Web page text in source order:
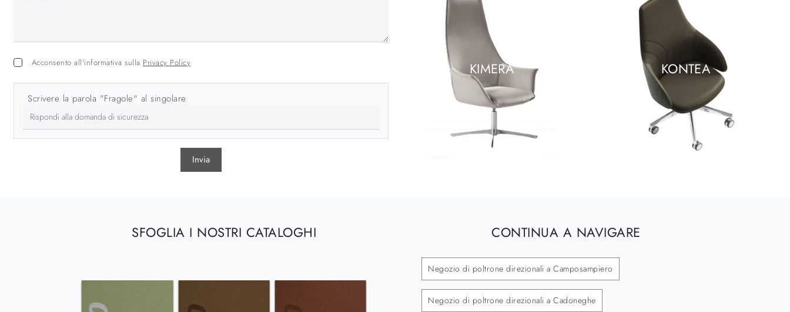
Acconsento all'informativa sulla Privacy Policy
Scrivere la parola "Fragole" al singolare
Invia
KIMERA KONTEA
SFOGLIA I NOSTRI CATALOGHI CONTINUA A NAVIGARE
Negozio di poltrone direzionali a Camposampiero
Negozio di poltrone direzionali a Cadoneghe